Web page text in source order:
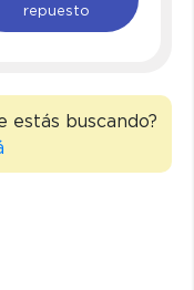
repuesto
estás buscando?